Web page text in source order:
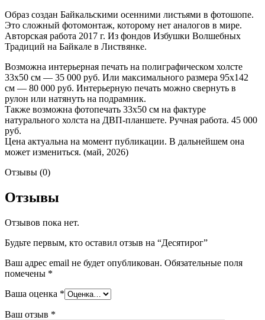
Образ создан Байкальскими осенними листьями в фотошопе.
Это сложный фотомонтаж, которому нет аналогов в мире.
Авторская работа 2017 г. Из фондов Избушки Волшебных
Традиций на Байкале в Листвянке.
Возможна интерьерная печать на полиграфическом холсте
33х50 см — 35 000 руб. Или максимального размера 95х142
см — 80 000 руб. Интерьерную печать можно свернуть в
рулон или натянуть на подрамник.
Также возможна фотопечать 33х50 см на фактуре
натурального холста на ДВП-планшете. Ручная работа. 45 000
руб.
Цена актуальна на момент публикации. В дальнейшем она
может измениться. (май, 2026)
Отзывы (0)
Отзывы
Отзывов пока нет.
Будьте первым, кто оставил отзыв на “Десятирог”
Ваш адрес email не будет опубликован. Обязательные поля
помечены *
Ваша оценка *
Ваш отзыв *